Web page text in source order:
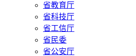
省教育厅
省科技厅
省工信厅
省民委
省公安厅